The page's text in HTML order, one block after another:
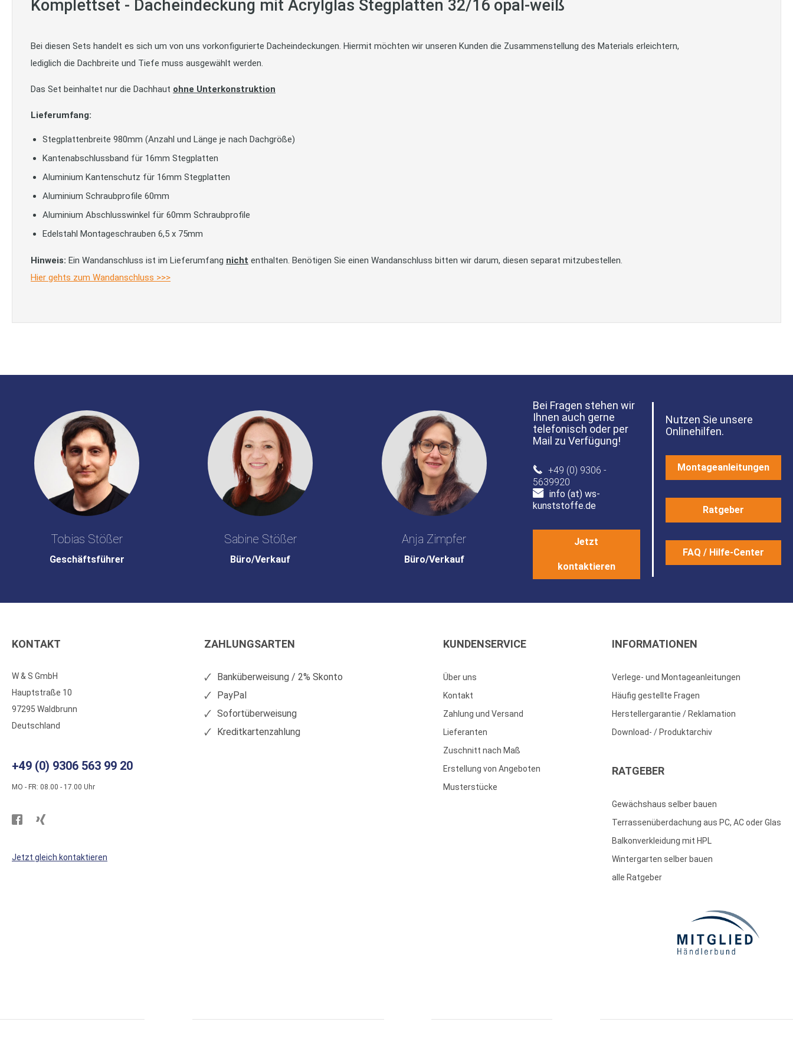
Komplettset - Dacheindeckung mit Acrylglas Stegplatten 32/16 opal-weiß
Bei diesen Sets handelt es sich um von uns vorkonfigurierte Dacheindeckungen. Hiermit möchten wir unseren Kunden die Zusammenstellung des Materials erleichtern,
lediglich die Dachbreite und Tiefe muss ausgewählt werden.
Das Set beinhaltet nur die Dachhaut ohne Unterkonstruktion
Lieferumfang:
Stegplattenbreite 980mm (Anzahl und Länge je nach Dachgröße)
Kantenabschlussband für 16mm Stegplatten
Aluminium Kantenschutz für 16mm Stegplatten
Aluminium Schraubprofile 60mm
Aluminium Abschlusswinkel für 60mm Schraubprofile
Edelstahl Montageschrauben 6,5 x 75mm
Hinweis: Ein Wandanschluss ist im Lieferumfang nicht enthalten. Benötigen Sie einen Wandanschluss bitten wir darum, diesen separat mitzubestellen.
Hier gehts zum Wandanschluss >>>
Tobias Stößer
Geschäftsführer
Sabine Stößer
Büro/Verkauf
Anja Zimpfer
Büro/Verkauf
Bei Fragen stehen wir
Ihnen auch gerne
telefonisch oder per
Mail zu Verfügung!
+49 (0) 9306 -
5639920
info (at) ws-
kunststoffe.de
Jetzt
kontaktieren
Nutzen Sie unsere
Onlinehilfen.
Montageanleitungen
Ratgeber
FAQ / Hilfe-Center
KONTAKT
W & S GmbH
Hauptstraße 10
97295 Waldbrunn
Deutschland
+49 (0) 9306 563 99 20
MO - FR: 08.00 - 17.00 Uhr
Besuchen
WS
WS
Jetzt gleich kontaktieren
ZAHLUNGSARTEN
Banküberweisung / 2% Skonto
PayPal
Sofortüberweisung
Kreditkartenzahlung
KUNDENSERVICE
Über uns
Kontakt
Zahlung und Versand
Lieferanten
Zuschnitt nach Maß
Erstellung von Angeboten
Musterstücke
INFORMATIONEN
Verlege- und Montageanleitungen
Häufig gestellte Fragen
Herstellergarantie / Reklamation
Download- / Produktarchiv
RATGEBER
Gewächshaus selber bauen
Terrassenüberdachung aus PC, AC oder Glas
Balkonverkleidung mit HPL
Wintergarten selber bauen
alle Ratgeber